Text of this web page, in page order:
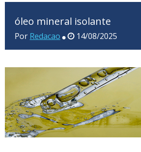
óleo mineral isolante
Por Redacao 14/08/2025